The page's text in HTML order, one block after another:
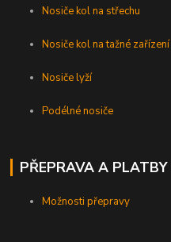
Nosiče kol na střechu
Nosiče kol na tažné zařízení
Nosiče lyží
Podélné nosiče
PŘEPRAVA A PLATBY
Možnosti přepravy